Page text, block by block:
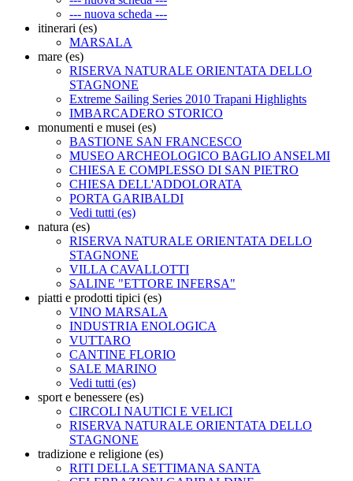
--- nuova scheda ---
itinerari (es)
MARSALA
mare (es)
RISERVA NATURALE ORIENTATA DELLO
STAGNONE
Extreme Sailing Series 2010 Trapani Highlights
IMBARCADERO STORICO
monumenti e musei (es)
BASTIONE SAN FRANCESCO
MUSEO ARCHEOLOGICO BAGLIO ANSELMI
CHIESA E COMPLESSO DI SAN PIETRO
CHIESA DELL'ADDOLORATA
PORTA GARIBALDI
Vedi tutti (es)
natura (es)
RISERVA NATURALE ORIENTATA DELLO
STAGNONE
VILLA CAVALLOTTI
SALINE "ETTORE INFERSA"
piatti e prodotti tipici (es)
VINO MARSALA
INDUSTRIA ENOLOGICA
VUTTARO
CANTINE FLORIO
SALE MARINO
Vedi tutti (es)
sport e benessere (es)
CIRCOLI NAUTICI E VELICI
RISERVA NATURALE ORIENTATA DELLO
STAGNONE
tradizione e religione (es)
RITI DELLA SETTIMANA SANTA